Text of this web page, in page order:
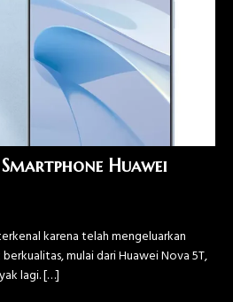
Huawei
karena telah mengeluarkan
mulai dari Huawei Nova 5T,
lagi.[…]